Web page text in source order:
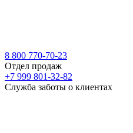
8 800 770-70-23
Отдел продаж
+7 999 801-32-82
Служба заботы о клиентах